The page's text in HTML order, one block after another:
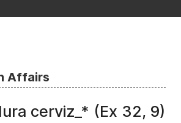
Affairs
cerviz_* (Ex 32, 9)